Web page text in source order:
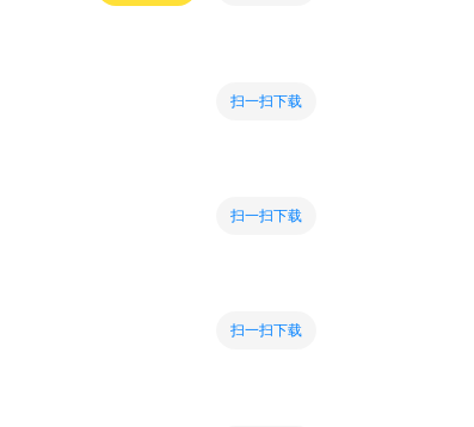
扫一扫下载
扫一扫下载
扫一扫下载